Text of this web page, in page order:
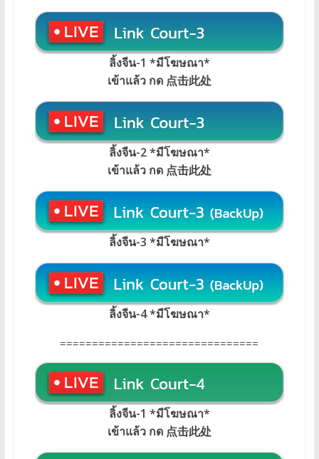
ลิ้งจีน-1 *มีโฆษณา*
เข้าแล้ว กด 点击此处
ลิ้งจีน-2 *มีโฆษณา*
เข้าแล้ว กด 点击此处
ลิ้งจีน-3 *มีโฆษณา*
ลิ้งจีน-4 *มีโฆษณา*
===============================
ลิ้งจีน-1 *มีโฆษณา*
เข้าแล้ว กด 点击此处